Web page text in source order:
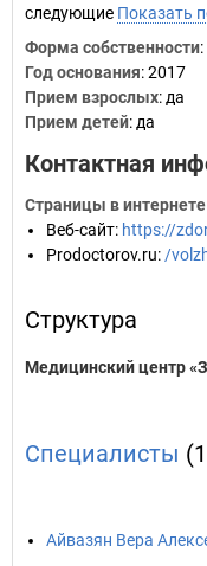
следующие Показать
Форма собственности
Год основания:2017
Прием взрослых: да
Прием детей: да
Контактная
Страницы в интернете
Веб-сайт: https://
Prodoctorov.ru: /
Структура
Медицинский центр
Специалисты
Айвазян Вера